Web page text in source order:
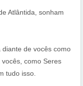
Atlântida, sonham
de vocês como
como Seres
tudo isso.